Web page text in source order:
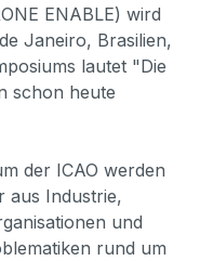
ENABLE) wird
Janeiro, Brasilien,
lautet "Die
schon heute
der ICAO werden
aus Industrie,
und
rund um